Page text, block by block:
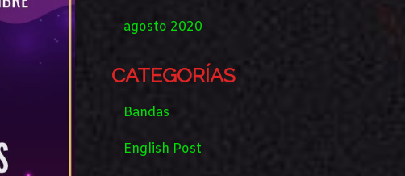
agosto 2020
CATEGORÍAS
Bandas
English Post